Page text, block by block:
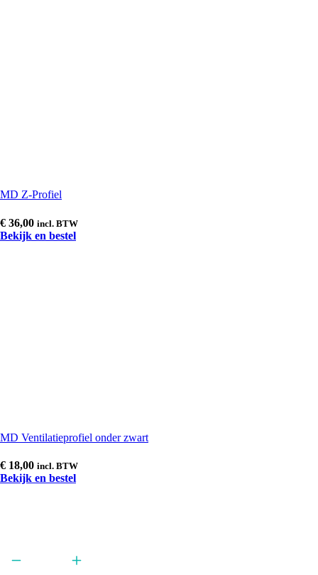
MD Z-Profiel
€ 36,00 incl. BTW
Bekijk en bestel
MD Ventilatieprofiel onder zwart
€ 18,00 incl. BTW
Bekijk en bestel